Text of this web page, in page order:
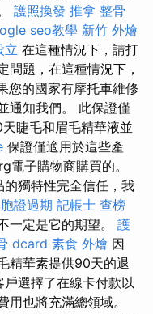
護照換發 推拿 整骨
seo教學 新竹 外燴
立 在這種情況下，請打
問題，在這種情況下，
您的國家有摩托車維修
通知我們。 此保證僅
睫毛和眉毛精華液並
保證僅適用於這些產
子購物商購買的。
的獨特性完全信任，我
證過期 記帳士 查榜
一定是它的期望。 護
dcard 素食 外燴 因
精華素提供90天的退
戶選擇了在線卡付款以
也將充滿總領域。